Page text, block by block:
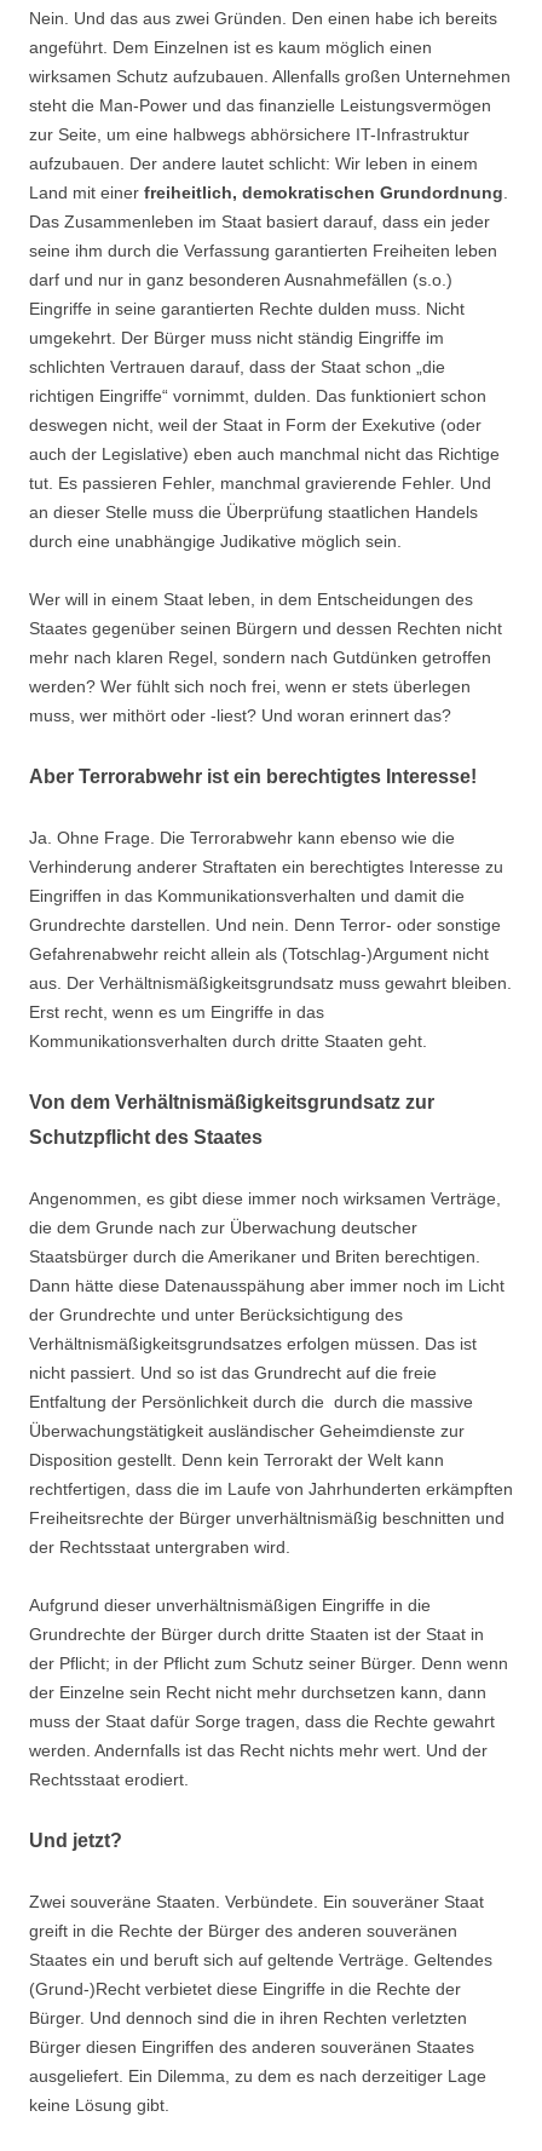
Nein. Und das aus zwei Gründen. Den einen habe ich bereits
angeführt. Dem Einzelnen ist es kaum möglich einen
wirksamen Schutz aufzubauen. Allenfalls großen Unternehmen
steht die Man-Power und das finanzielle Leistungsvermögen
zur Seite, um eine halbwegs abhörsichere IT-Infrastruktur
aufzubauen. Der andere lautet schlicht: Wir leben in einem
Land mit einer freiheitlich, demokratischen Grundordnung
Das Zusammenleben im Staat basiert darauf, dass ein jeder
seine ihm durch die Verfassung garantierten Freiheiten leben
darf und nur in ganz besonderen Ausnahmefällen (s.o.)
Eingriffe in seine garantierten Rechte dulden muss. Nicht
umgekehrt. Der Bürger muss nicht ständig Eingriffe im
schlichten Vertrauen darauf, dass der Staat schon „die
richtigen Eingriffe“ vornimmt, dulden. Das funktioniert schon
deswegen nicht, weil der Staat in Form der Exekutive (oder
auch der Legislative) eben auch manchmal nicht das Richtige
tut. Es passieren Fehler, manchmal gravierende Fehler. Und
an dieser Stelle muss die Überprüfung staatlichen Handels
durch eine unabhängige Judikative möglich sein.
Wer will in einem Staat leben, in dem Entscheidungen des
Staates gegenüber seinen Bürgern und dessen Rechten nicht
mehr nach klaren Regel, sondern nach Gutdünken getroffen
werden? Wer fühlt sich noch frei, wenn er stets überlegen
muss, wer mithört oder -liest? Und woran erinnert das?
Aber Terrorabwehr ist ein berechtigtes Interesse!
Ja. Ohne Frage. Die Terrorabwehr kann ebenso wie die
Verhinderung anderer Straftaten ein berechtigtes Interesse zu
Eingriffen in das Kommunikationsverhalten und damit die
Grundrechte darstellen. Und nein. Denn Terror- oder sonstige
Gefahrenabwehr reicht allein als (Totschlag-)Argument nicht
aus. Der Verhältnismäßigkeitsgrundsatz muss gewahrt bleiben.
Erst recht, wenn es um Eingriffe in das
Kommunikationsverhalten durch dritte Staaten geht.
Von dem Verhältnismäßigkeitsgrundsatz zur
Schutzpflicht des Staates
Angenommen, es gibt diese immer noch wirksamen Verträge,
die dem Grunde nach zur Überwachung deutscher
Staatsbürger durch die Amerikaner und Briten berechtigen.
Dann hätte diese Datenausspähung aber immer noch im Licht
der Grundrechte und unter Berücksichtigung des
Verhältnismäßigkeitsgrundsatzes erfolgen müssen. Das ist
nicht passiert. Und so ist das Grundrecht auf die freie
Entfaltung der Persönlichkeit durch die durch die massive
Überwachungstätigkeit ausländischer Geheimdienste zur
Disposition gestellt. Denn kein Terrorakt der Welt kann
rechtfertigen, dass die im Laufe von Jahrhunderten erkämpften
Freiheitsrechte der Bürger unverhältnismäßig beschnitten und
der Rechtsstaat untergraben wird.
Aufgrund dieser unverhältnismäßigen Eingriffe in die
Grundrechte der Bürger durch dritte Staaten ist der Staat in
der Pflicht; in der Pflicht zum Schutz seiner Bürger. Denn wenn
der Einzelne sein Recht nicht mehr durchsetzen kann, dann
muss der Staat dafür Sorge tragen, dass die Rechte gewahrt
werden. Andernfalls ist das Recht nichts mehr wert. Und der
Rechtsstaat erodiert.
Und jetzt?
Zwei souveräne Staaten. Verbündete. Ein souveräner Staat
greift in die Rechte der Bürger des anderen souveränen
Staates ein und beruft sich auf geltende Verträge. Geltendes
(Grund-)Recht verbietet diese Eingriffe in die Rechte der
Bürger. Und dennoch sind die in ihren Rechten verletzten
Bürger diesen Eingriffen des anderen souveränen Staates
ausgeliefert. Ein Dilemma, zu dem es nach derzeitiger Lage
keine Lösung gibt.